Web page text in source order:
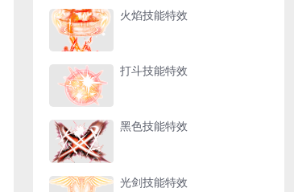
火焰技能特效
打斗技能特效
黑色技能特效
光剑技能特效